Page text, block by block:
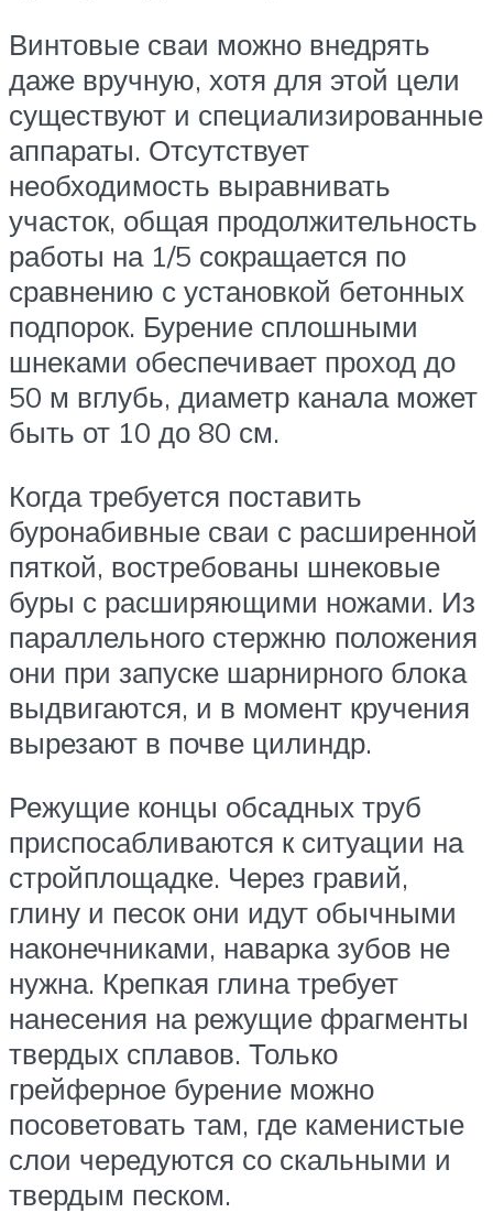
Винтовые сваи можно внедрять
даже вручную, хотя для этой цели
существуют и специализированные
аппараты. Отсутствует
необходимость выравнивать
участок, общая продолжительность
работы на 1/5 сокращается по
сравнению с установкой бетонных
подпорок. Бурение сплошными
шнеками обеспечивает проход до
50 м вглубь, диаметр канала может
быть от 10 до 80 см.
Когда требуется поставить
буронабивные сваи с расширенной
пяткой, востребованы шнековые
буры с расширяющими ножами. Из
параллельного стержню положения
они при запуске шарнирного блока
выдвигаются, и в момент кручения
вырезают в почве цилиндр.
Режущие концы обсадных труб
приспосабливаются к ситуации на
стройплощадке. Через гравий,
глину и песок они идут обычными
наконечниками, наварка зубов не
нужна. Крепкая глина требует
нанесения на режущие фрагменты
твердых сплавов. Только
грейферное бурение можно
посоветовать там, где каменистые
слои чередуются со скальными и
твердым песком.